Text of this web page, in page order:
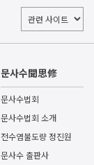
문사수聞思修
문사수법회
문사수법회 소개
전수염불도량 정진원
문사수 출판사